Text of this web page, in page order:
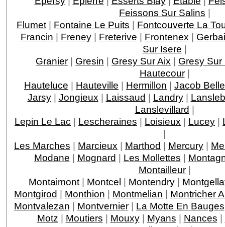
Feissons Sur Salins |
Flumet | Fontaine Le Puits | Fontcouverte La
Francin | Freney | Freterive | Frontenex |
Sur Isere |
Granier | Gresin | Gresy Sur Aix | Gresy Sur
Hautecour|
Hauteluce | Hauteville | Hermillon | Jacob
Jarsy| Jongieux | Laissaud | Landry|
Lanslevillard |
Lepin Le Lac | Lescheraines | Loisieux | Lucey |
|
Les Marches | Marcieux | Marthod | Mercury |
Modane | Mognard | Les Mollettes |
Montailleur|
Montaimont| Montcel | Montendry|
Montgirod | Monthion | Montmelian | Montricher
Montvalezan | Montvernier| La Motte En Bauges
Motz | Moutiers | Mouxy| Myans | Nances |